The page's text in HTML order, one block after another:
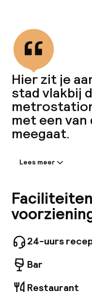
Hier zit je
stad vlakbij
met een
meegaat.
Informatie
Welkom in onze
met hoge plafonds
het kanaal. Hier
rustige atmosfeer
bedrijvigheid aan.
comfortabele
geniet van een
heerlijke maaltijd
zeker niet de
Lees meer
24-uurs
Bar
Restaurant